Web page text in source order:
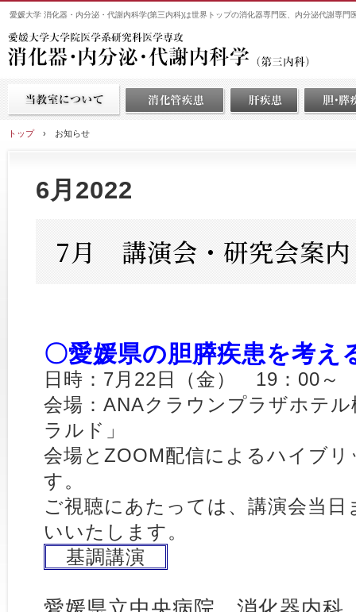
愛媛大学 消化器・内分泌・代謝内科学(第三内科)は世界トップの消化器専門医、内分泌代謝専門
トップ› お知らせ
6月2022
7月 講演会・研究会案内
〇愛媛県の胆膵疾患を考え
日時：7月22日（金） 19：00～
会場：ANAクラウンプラザホテ
ラルド」
会場とZOOM配信によるハイブ
す。
ご視聴にあたっては、講演会当
いいたします。
基調講演